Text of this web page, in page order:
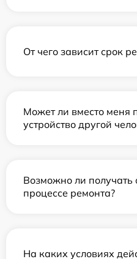
От чего зависит срок
Может ли вместо меня
устройство другой
Возможно ли получать
процессе ремонта?
На каких условиях